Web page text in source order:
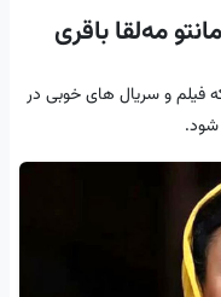
مه‌لقا باقری
فیلم و سریال های خوبی در
شود.